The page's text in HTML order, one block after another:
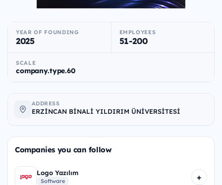
YEAR OF FOUNDING
2025
EMPLOYEES
51-200
SCALE
company.type.60
ADDRESS
ERZİNCAN BİNALİ YILDIRIM ÜNİVERSİTESİ
Companies you can follow
Logo Yazılım
Software +